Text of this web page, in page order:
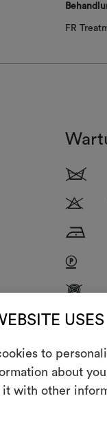
to
about
with other
FR
1
T
H
P
V
R